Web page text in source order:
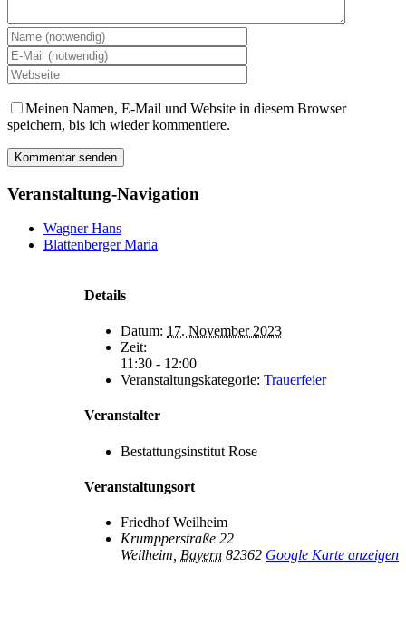
Meinen Namen, E-Mail und Website in diesem Browser
speichern, bis ich wieder kommentiere.
Veranstaltung-Navigation
Wagner Hans
Blattenberger Maria
Details
Datum: 17. November 2023
Zeit:
11:30 - 12:00
Veranstaltungskategorie: Trauerfeier
Veranstalter
Bestattungsinstitut Rose
Veranstaltungsort
Friedhof Weilheim
Krumpperstraße 22
Weilheim Bayern 82362 Google Karte anzeigen